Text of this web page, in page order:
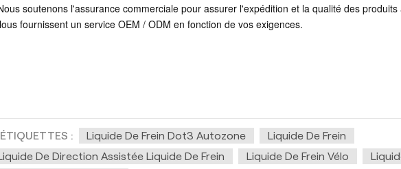
soutenons l'assurance commerciale pour assurer l'expédition et la qualité des produits
fournissent un service OEM / ODM en fonction de vos exigences.
ÉTIQUETTES : Liquide De Frein Dot3 Autozone
Liquide De Frein
De Direction Assistée Liquide De Frein
Liquide De Frein Vélo